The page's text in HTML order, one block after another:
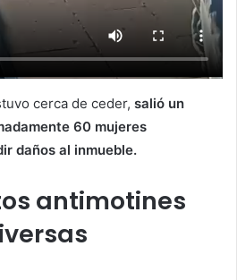
cerca de ceder, salió un
60 mujeres
daños al inmueble.
antimotines